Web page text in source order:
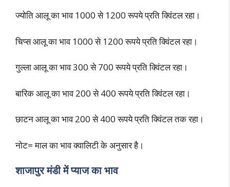
ज्योति आलू का भाव 1000 से 1200 रूपये प्रति क्विंटल रहा।
चिप्स आलू का भाव 1000 से 1200 रूपये प्रति क्विंटल रहा।
गुल्ला आलू का भाव 300 से 700 रूपये प्रति क्विंटल रहा।
बारिक आलू का भाव 200 से 400 रूपये प्रति क्विंटल रहा।
छाटन आलू का भाव 200 से 400 रूपये प्रति क्विंटल तक रहा।
नोट= माल का भाव क्वालिटी के अनुसार है।
शाजापुर मंडी में प्याज का भाव